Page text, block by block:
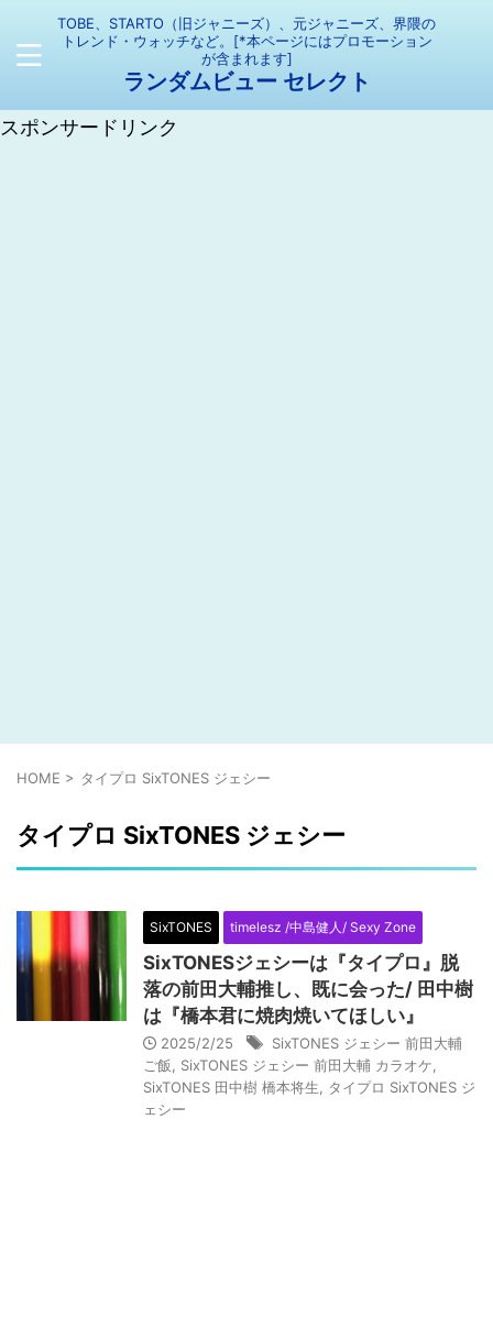
TOBE、STARTO（旧ジャニーズ）、元ジャニーズ、界隈の
トレンド・ウォッチなど。[*本ページにはプロモーション
が含まれます]
ランダムビュー セレクト
スポンサードリンク
HOME > タイプロ SixTONES ジェシー
タイプロ SixTONES ジェシー
SixTONES timelesz /中島健人/ Sexy Zone
SixTONESジェシーは『タイプロ』脱
落の前田大輔推し、既に会った/ 田中樹
は『橋本君に焼肉焼いてほしい』
2025/2/25
SixTONES ジェシー 前田大輔
ご飯
SixTONES ジェシー 前田大輔 カラオケ
SixTONES 田中樹 橋本将生
タイプロ SixTONES ジ
ェシー